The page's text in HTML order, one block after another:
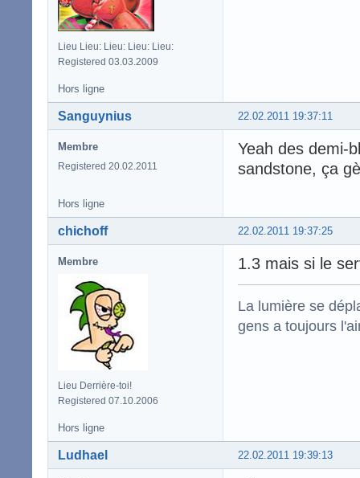
Lieu Lieu: Lieu: Lieu: Lieu:
Registered 03.03.2009
Hors ligne
22.02.2011 19:37:11
Sanguynius
Membre
Registered 20.02.2011
Yeah des demi-
sandstone, ça
Hors ligne
22.02.2011 19:37:25
chichoff
Membre
Lieu Derrière-toi!
Registered 07.10.2006
1.3 mais si le
La lumière se
gens a toujours
Hors ligne
22.02.2011 19:39:13
Ludhael